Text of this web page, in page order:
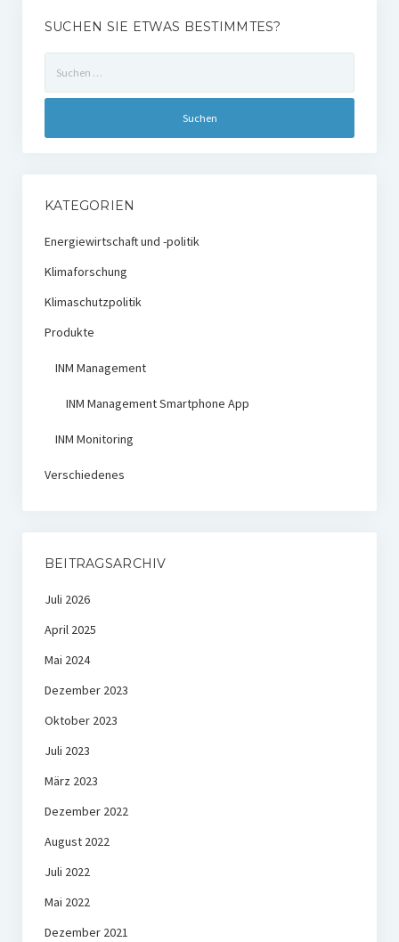
SUCHEN SIE ETWAS BESTIMMTES?
nach:
KATEGORIEN
Energiewirtschaft und -politik
Klimaforschung
Klimaschutzpolitik
Produkte
INM Management
INM Management Smartphone App
INM Monitoring
Verschiedenes
BEITRAGSARCHIV
Juli 2026
April 2025
Mai 2024
Dezember 2023
Oktober 2023
Juli 2023
März 2023
Dezember 2022
August 2022
Juli 2022
Mai 2022
Dezember 2021